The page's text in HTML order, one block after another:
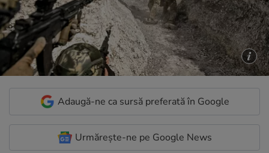
Adaugă-ne ca sursă preferată în Google
Urmărește-ne pe Google News